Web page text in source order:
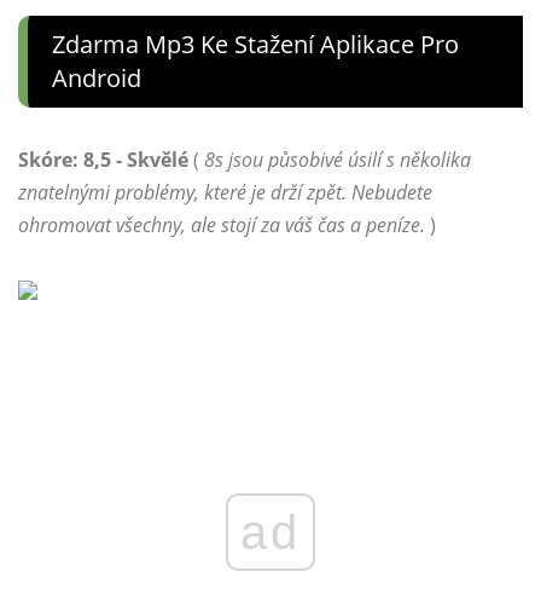
Zdarma Mp3 Ke Stažení Aplikace Pro
Android
Skóre: 8,5 - Skvělé( 8s jsou působivé úsilí s několika
znatelnými problémy, které je drží zpět. Nebudete
ohromovat všechny, ale stojí za váš čas a peníze. )
ad